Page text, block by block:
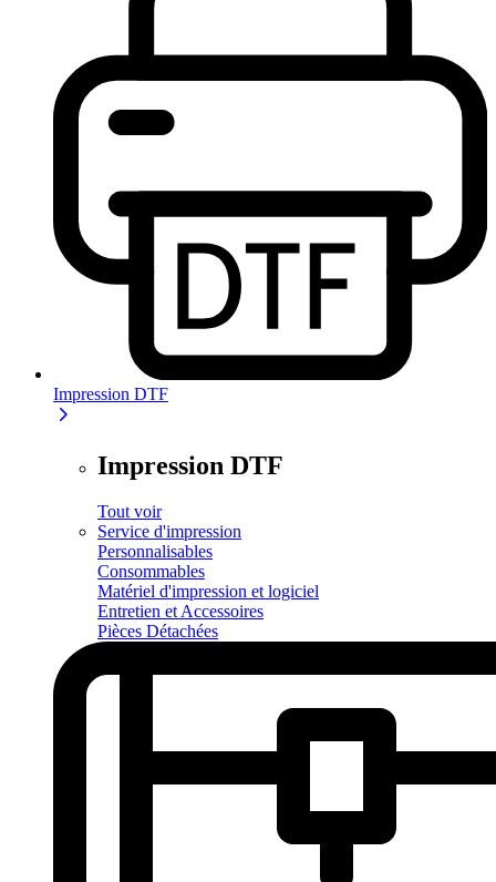
Impression DTF
Impression DTF
Tout voir
Service d'impression
Personnalisables
Consommables
Matériel d'impression et logiciel
Entretien et Accessoires
Pièces Détachées